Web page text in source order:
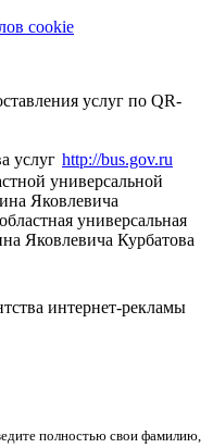
cookie
услуг по QR-
http://bus.gov.ru
универсальной
Яковлевича
универсальная
Яковлевича Курбатова
интернет-рекламы
полностью свои фамилию,